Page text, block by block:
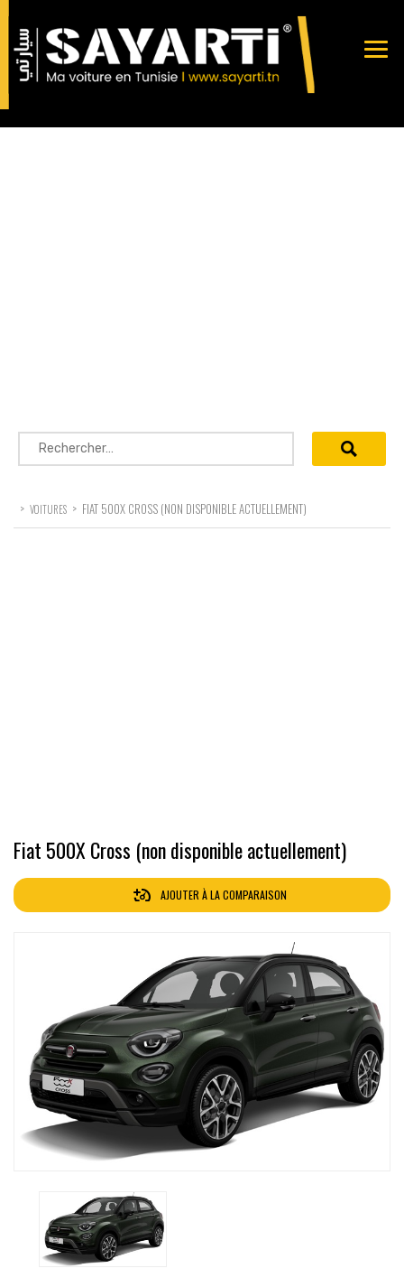
Rechercher :
> VOITURES > FIAT 500X CROSS (NON DISPONIBLE ACTUELLEMENT)
Fiat 500X Cross (non disponible actuellement)
AJOUTER À LA COMPARAISON